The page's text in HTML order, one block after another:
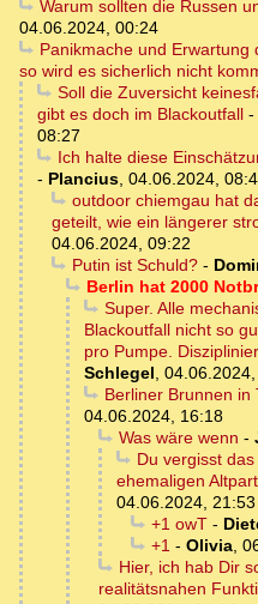
Warum sollten die Russen
04.06.2024, 00:24
Panikmache und
so wird es sicherlich nicht
Soll die Zuversicht
gibt es doch im Blackoutfall -
08:27
Ich halte diese
- Plancius, 04.06.2024,
outdoor chiemgau hat
geteilt, wie ein längerer
04.06.2024, 09:22
Putin ist Schuld?-
Berlin hat 2000
Super. Alle
Blackoutfall nicht so
pro Pumpe.
Schlegel,
Berliner Brunnen in
04.06.2024, 16:18
Was wäre wenn -
Du vergisst
ehemaligen
04.06.2024, 21:53
+1 owT-
+1- Olivia,
Hier, ich hab Dir
realitätsnahen